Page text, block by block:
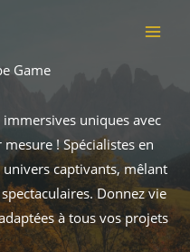
Game
uniques avec
mesure ! Spécialistes en
captivants, mêlant
Donnez vie
à tous vos projets